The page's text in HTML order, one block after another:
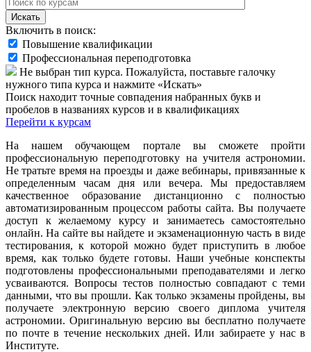
Искать
Включить в поиск:
Повышение квалификации
Профессиональная переподготовка
Не выбран тип курса. Пожалуйста, поставьте галочку
нужного типа курса и нажмите «Искать»
Поиск находит точные совпадения набранных букв и
пробелов в названиях курсов и в квалификациях
Перейти к курсам
На нашем обучающем портале вы сможете пройти
профессиональную переподготовку на учителя астрономии.
Не тратьте время на проезды и даже вебинары, привязанные к
определенным часам дня или вечера. Мы предоставляем
качественное образование дистанционно с полностью
автоматизированным процессом работы сайта. Вы получаете
доступ к желаемому курсу и занимаетесь самостоятельно
онлайн. На сайте вы найдете и экзаменационную часть в виде
тестирования, к которой можно будет приступить в любое
время, как только будете готовы. Наши учебные конспекты
подготовлены профессиональными преподавателями и легко
усваиваются. Вопросы тестов полностью совпадают с теми
данными, что вы прошли. Как только экзамены пройдены, вы
получаете электронную версию своего диплома учителя
астрономии. Оригинальную версию вы бесплатно получаете
по почте в течение нескольких дней. Или забираете у нас в
Институте.